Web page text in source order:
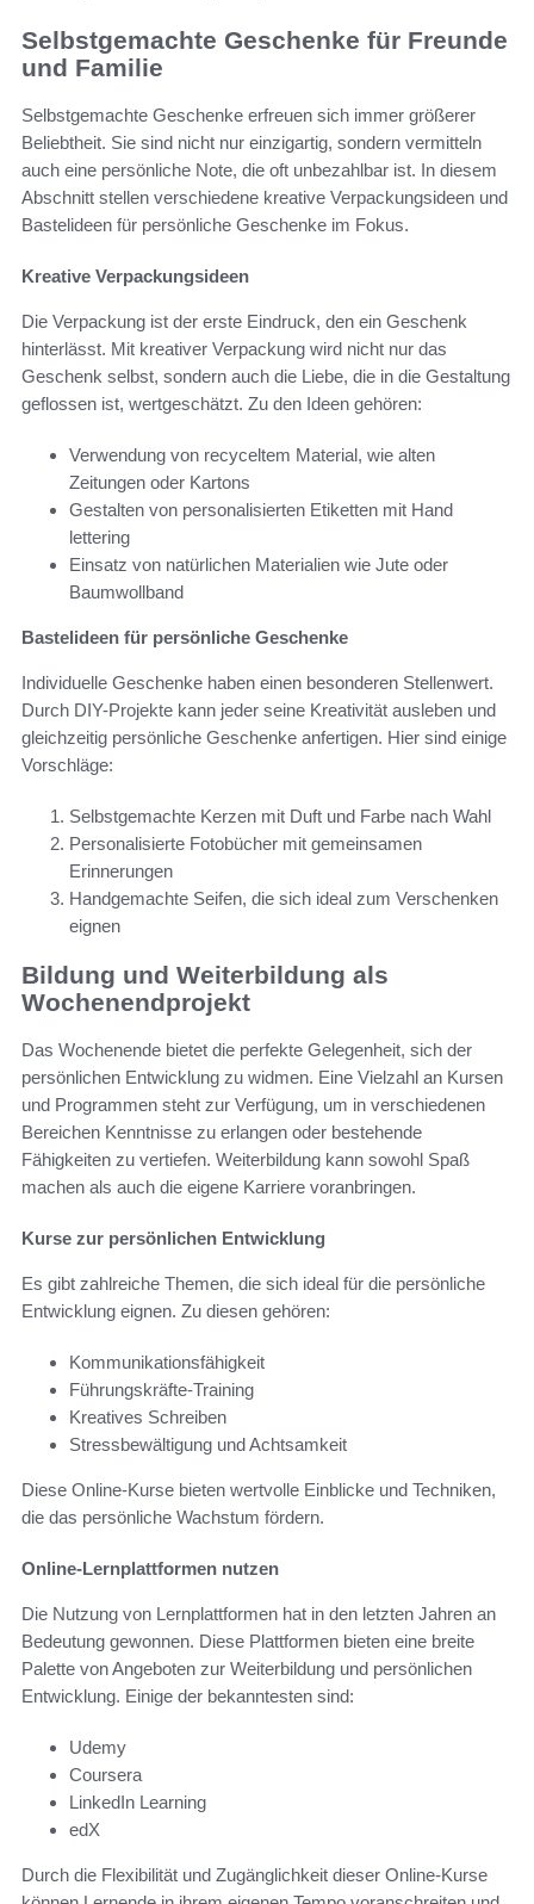
Selbstgemachte Geschenke für Freunde
und Familie
Selbstgemachte Geschenke erfreuen sich immer größerer
Beliebtheit. Sie sind nicht nur einzigartig, sondern vermitteln
auch eine persönliche Note, die oft unbezahlbar ist. In diesem
Abschnitt stellen verschiedene kreative Verpackungsideen und
Bastelideen für persönliche Geschenke im Fokus.
Kreative Verpackungsideen
Die Verpackung ist der erste Eindruck, den ein Geschenk
hinterlässt. Mit kreativer Verpackung wird nicht nur das
Geschenk selbst, sondern auch die Liebe, die in die Gestaltung
geflossen ist, wertgeschätzt. Zu den Ideen gehören:
Verwendung von recyceltem Material, wie alten
Zeitungen oder Kartons
Gestalten von personalisierten Etiketten mit Hand
lettering
Einsatz von natürlichen Materialien wie Jute oder
Baumwollband
Bastelideen für persönliche Geschenke
Individuelle Geschenke haben einen besonderen Stellenwert.
Durch DIY-Projekte kann jeder seine Kreativität ausleben und
gleichzeitig persönliche Geschenke anfertigen. Hier sind einige
Vorschläge:
Selbstgemachte Kerzen mit Duft und Farbe nach Wahl
Personalisierte Fotobücher mit gemeinsamen
Erinnerungen
Handgemachte Seifen, die sich ideal zum Verschenken
eignen
Bildung und Weiterbildung als
Wochenendprojekt
Das Wochenende bietet die perfekte Gelegenheit, sich der
persönlichen Entwicklung zu widmen. Eine Vielzahl an Kursen
und Programmen steht zur Verfügung, um in verschiedenen
Bereichen Kenntnisse zu erlangen oder bestehende
Fähigkeiten zu vertiefen. Weiterbildung kann sowohl Spaß
machen als auch die eigene Karriere voranbringen.
Kurse zur persönlichen Entwicklung
Es gibt zahlreiche Themen, die sich ideal für die persönliche
Entwicklung eignen. Zu diesen gehören:
Kommunikationsfähigkeit
Führungskräfte-Training
Kreatives Schreiben
Stressbewältigung und Achtsamkeit
Diese Online-Kurse bieten wertvolle Einblicke und Techniken,
die das persönliche Wachstum fördern.
Online-Lernplattformen nutzen
Die Nutzung von Lernplattformen hat in den letzten Jahren an
Bedeutung gewonnen. Diese Plattformen bieten eine breite
Palette von Angeboten zur Weiterbildung und persönlichen
Entwicklung. Einige der bekanntesten sind:
Udemy
Coursera
LinkedIn Learning
edX
Durch die Flexibilität und Zugänglichkeit dieser Online-Kurse